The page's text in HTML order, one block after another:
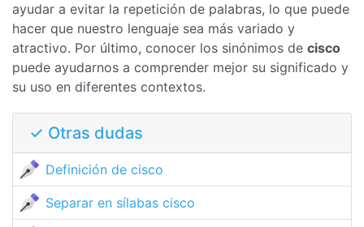
ayudar a evitar la repetición de palabras, lo que puede
hacer que nuestro lenguaje sea más variado y
atractivo. Por último, conocer los sinónimos de cisco
puede ayudarnos a comprender mejor su significado y
su uso en diferentes contextos.
✓ Otras dudas
Definición de cisco
Separar en sílabas cisco